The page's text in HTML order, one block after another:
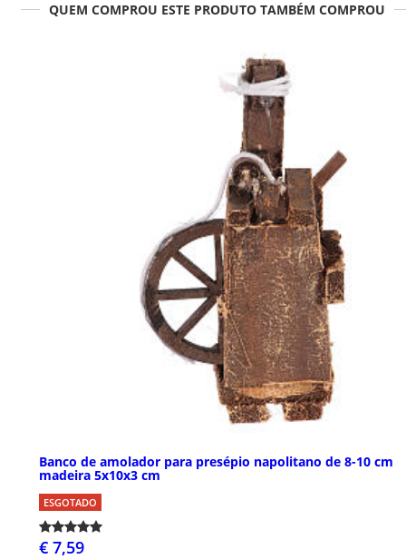
QUEM COMPROU ESTE PRODUTO TAMBÉM COMPROU
Banco de amolador para presépio napolitano de 8-10 cm
madeira 5x10x3 cm
ESGOTADO
€ 7,59